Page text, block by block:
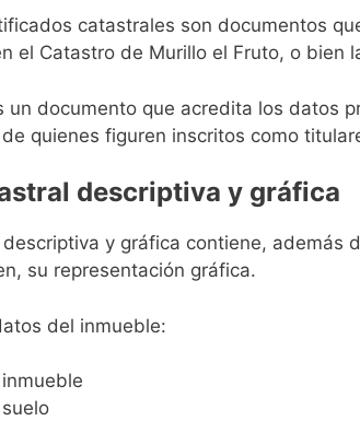
catastrales son documentos
el Catastro de Murillo el Fruto, o bien
un documento que acredita los datos
quienes figuren inscritos como
descriptiva y gráfica
y gráfica contiene,
su representación gráfica.
del inmueble: